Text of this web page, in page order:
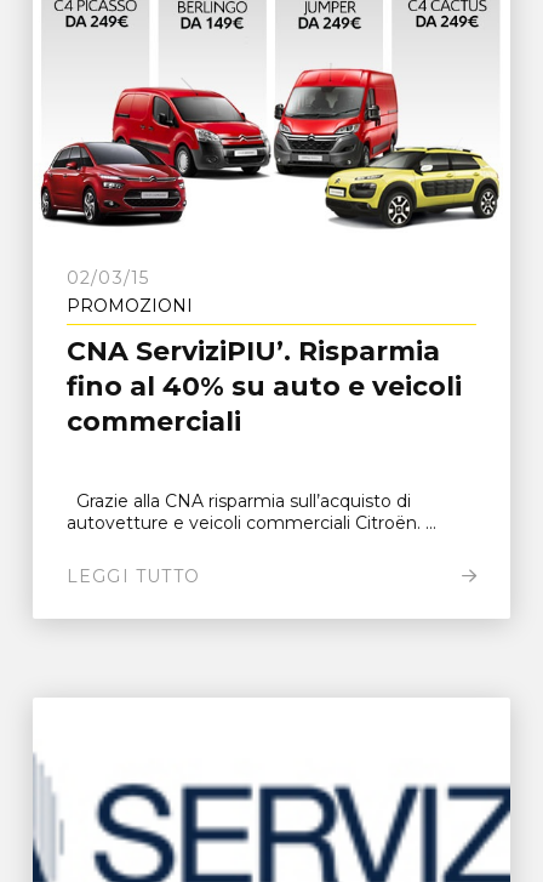
02/03/15
PROMOZIONI
CNA ServiziPIU’. Risparmia
fino al 40% su auto e veicoli
commerciali
Grazie alla CNA risparmia sull’acquisto di
autovetture e veicoli commerciali Citroën. ...
LEGGI TUTTO